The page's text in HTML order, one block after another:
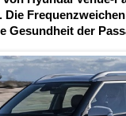
Die
Gesundheit der